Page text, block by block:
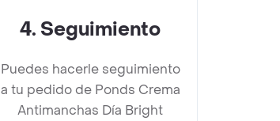
4. Seguimiento
Puedes hacerle seguimiento
a tu pedido de Ponds Crema
Antimanchas Día Bright